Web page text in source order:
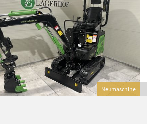
Neumaschine